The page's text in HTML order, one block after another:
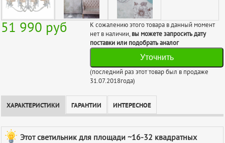
51 990 руб
К сожалению этого товара в данный момент
нет в наличии,вы можете запросить дату
поставки или подобрать аналог
Уточнить
(последний раз этот товар был в продаже
31.07.2018года)
ХАРАКТЕРИСТИКИ ГАРАНТИИ ИНТЕРЕСНОЕ
Этот светильник для площади ~16-32 квадратных